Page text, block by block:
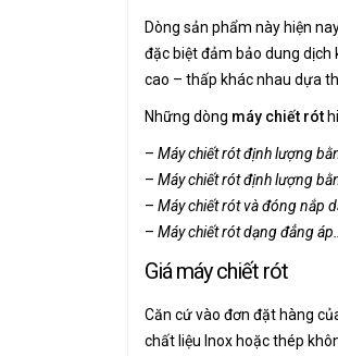
Dòng sản phẩm này hiện
đặc biệt đảm bảo dung dịch
cao – thấp khác nhau dựa
Những dòng máy chiết rót
– Máy chiết rót định lượng
– Máy chiết rót định lượng
– Máy chiết rót và đóng nắp
– Máy chiết rót dạng đẳng áp…
Giá máy chiết rót
Căn cứ vào đơn đặt hàng
chất liệu Inox hoặc thép